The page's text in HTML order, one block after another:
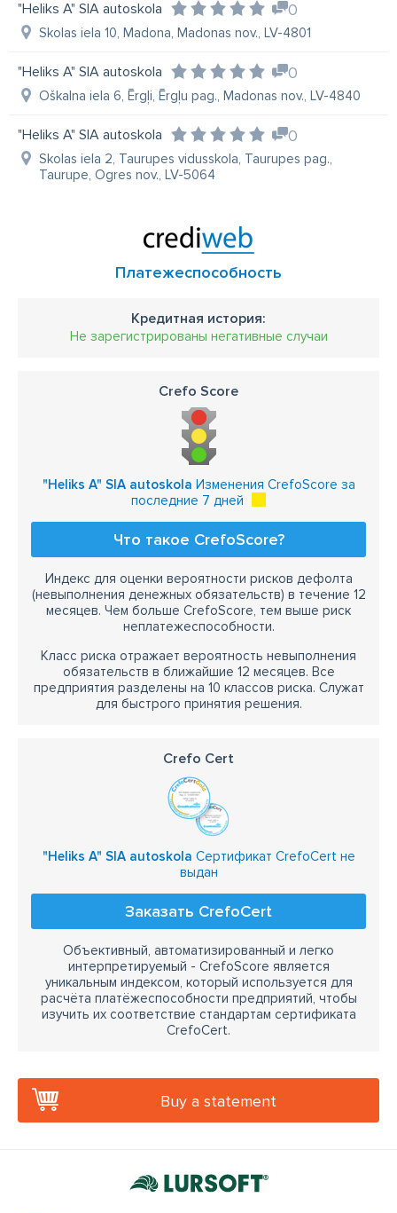
получение прав на управление легковым автомобилем.
"Heliks A" SIA autoskola 0
Skolas iela 10, Madona, Madonas nov., LV-4801
"Heliks A" SIA autoskola 0
Oškalna iela 6, Ērgļi, Ērgļu pag., Madonas nov., LV-4840
"Heliks A" SIA autoskola 0
Skolas iela 2, Taurupes vidusskola, Taurupes pag.,
Taurupe, Ogres nov., LV-5064
Платежеспособность
Кредитная история:
Не зарегистрированы негативные случаи
Crefo Score
"Heliks A" SIA autoskola Изменения CrefoScore за
последние 7 дней
Что такое CrefoScore?
Индекс для оценки вероятности рисков дефолта
(невыполнения денежных обязательств) в течение 12
месяцев. Чем больше CrefoScore, тем выше риск
неплатежеспособности.
Класс риска отражает вероятность невыполнения
обязательств в ближайшие 12 месяцев. Все
предприятия разделены на 10 классов риска. Служат
для быстрого принятия решения.
Crefo Cert
"Heliks A" SIA autoskola Сертификат CrefoCert не
выдан
Заказать CrefoCert
Объективный, автоматизированный и легко
интерпретируемый - CrefoScore является
уникальным индексом, который используется для
расчёта платёжеспособности предприятий, чтобы
изучить их соответствие стандартам сертификата
CrefoCert.
Buy a statement